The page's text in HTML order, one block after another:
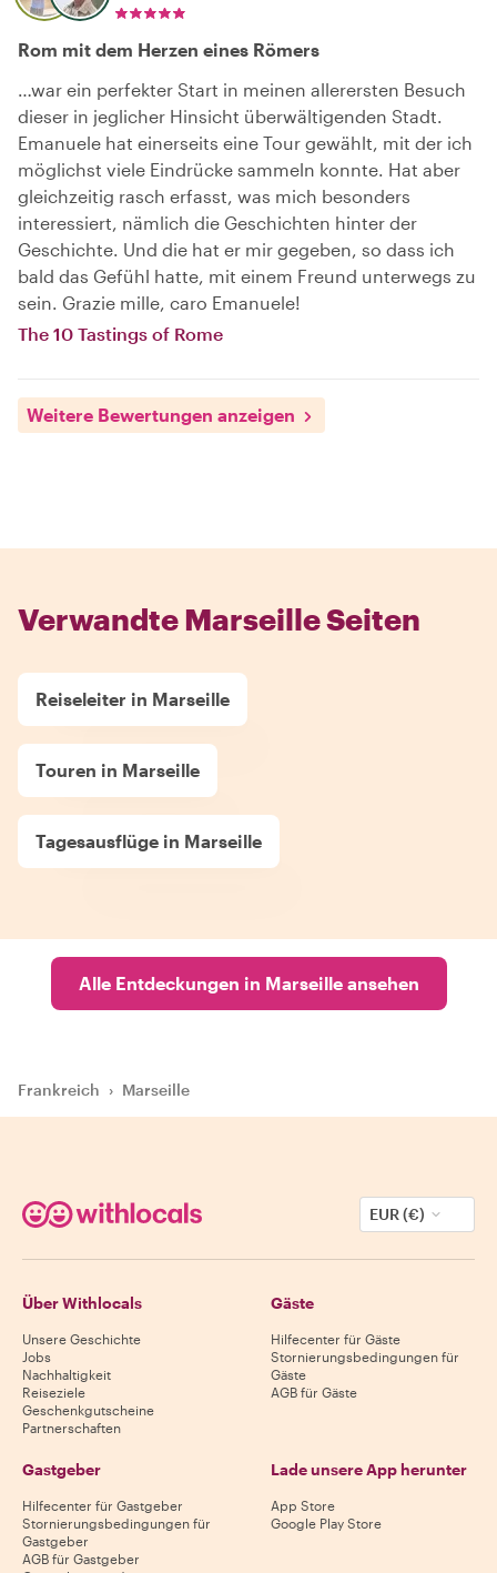
Rom mit dem Herzen eines Römers
…war ein perfekter Start in meinen allerersten Besuch
dieser in jeglicher Hinsicht überwältigenden Stadt.
Emanuele hat einerseits eine Tour gewählt, mit der ich
möglichst viele Eindrücke sammeln konnte. Hat aber
gleichzeitig rasch erfasst, was mich besonders
interessiert, nämlich die Geschichten hinter der
Geschichte. Und die hat er mir gegeben, so dass ich
bald das Gefühl hatte, mit einem Freund unterwegs zu
sein. Grazie mille, caro Emanuele!
The 10 Tastings of Rome
Weitere Bewertungen anzeigen
Verwandte Marseille Seiten
Reiseleiter in Marseille
Touren in Marseille
Tagesausflüge in Marseille
Alle Entdeckungen in Marseille ansehen
Frankreich › Marseille
EUR (€)
Über Withlocals
Unsere Geschichte
Jobs
Nachhaltigkeit
Reiseziele
Geschenkgutscheine
Partnerschaften
Gäste
Hilfecenter für Gäste
Stornierungsbedingungen für
Gäste
AGB für Gäste
Gastgeber
Hilfecenter für Gastgeber
Stornierungsbedingungen für
Gastgeber
AGB für Gastgeber
Lade unsere App herunter
App Store
Google Play Store